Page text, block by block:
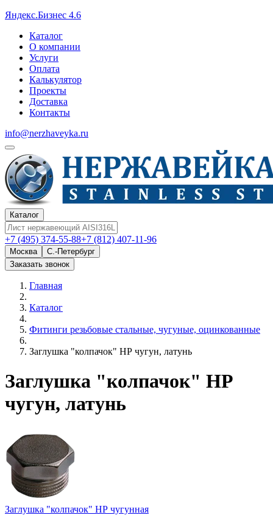
Яндекс.Бизнес 4.6
Каталог
О компании
Услуги
Оплата
Калькулятор
Проекты
Доставка
Контакты
info@nerzhaveyka.ru
Каталог
+7 (495) 374-55-88+7 (812) 407-11-96
Москва
С.-Петербург
Заказать звонок
Главная
Каталог
Фитинги резьбовые стальные, чугуные, оцинкованные
Заглушка "колпачок" НР чугун, латунь
Заглушка "колпачок" НР
чугун, латунь
Заглушка "колпачок" НР чугунная